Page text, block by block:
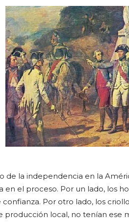
de la independencia en la
en el proceso. Por un lado, los
Por otro lado, los
producción local, no tenían ese